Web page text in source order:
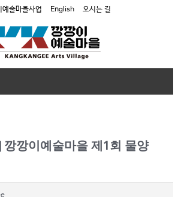
예술마을사업 English 오시는 길
깡이예술마을 제1회 물양